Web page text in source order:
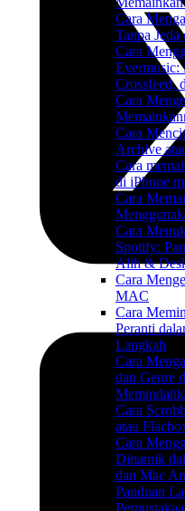
Cara
Tanpa
Cara
Evermusic:
Crossfeed,
Cara
Cara
Archive
Cara
di iPhone
Cara
Cara
Spotify:
Alih &
Cara
MAC
Cara
Peranti
Langkah
Cara
dan Genre
Cara
atau
Cara
Dinamik
dan Mac
Panduan